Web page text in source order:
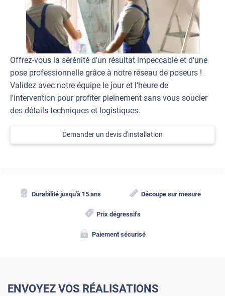
Offrez-vous la sérénité d'un résultat impeccable et d'une
pose professionnelle grâce à notre réseau de poseurs !
Validez avec notre équipe le jour et l'heure de
l'intervention pour profiter pleinement sans vous soucier
des détails techniques et logistiques.
Demander un devis d'installation
Durabilité jusqu'à 15 ans Découpe sur mesure
Prix dégressifs
Paiement sécurisé
ENVOYEZ VOS RÉALISATIONS